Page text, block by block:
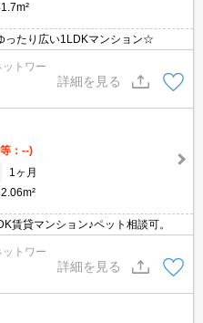
たり広い1LDKマンション☆
トワー
詳細を見る
：--)
1ヶ月
賃貸マンション♪ペット相談可。
トワー
詳細を見る